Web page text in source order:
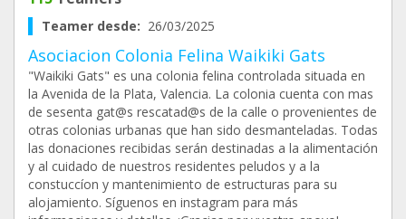
Teamer desde: 26/03/2025
Asociacion Colonia Felina Waikiki Gats
"Waikiki Gats" es una colonia felina controlada situada en
la Avenida de la Plata, Valencia. La colonia cuenta con mas
de sesenta gat@s rescatad@s de la calle o provenientes de
otras colonias urbanas que han sido desmanteladas. Todas
las donaciones recibidas serán destinadas a la alimentación
y al cuidado de nuestros residentes peludos y a la
constuccíon y mantenimiento de estructuras para su
alojamiento. Síguenos en instagram para más